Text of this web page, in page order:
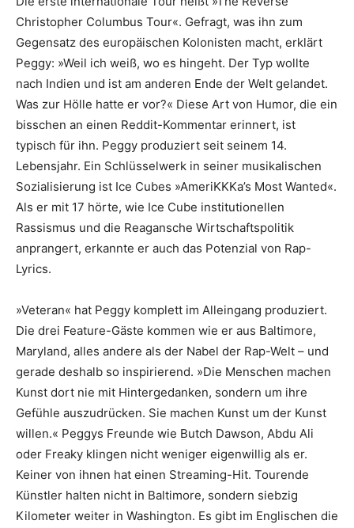
Christopher Columbus Tour«. Gefragt, was ihn zum
Gegensatz des europäischen Kolonisten macht, erklärt
Peggy: »Weil ich weiß, wo es hingeht. Der Typ wollte
nach Indien und ist am anderen Ende der Welt gelandet.
Was zur Hölle hatte er vor?« Diese Art von Humor, die ein
bisschen an einen Reddit-Kommentar erinnert, ist
typisch für ihn. Peggy produziert seit seinem 14.
Lebensjahr. Ein Schlüsselwerk in seiner musikalischen
Sozialisierung ist Ice Cubes »AmeriKKKa’s Most Wanted«.
Als er mit 17 hörte, wie Ice Cube institutionellen
Rassismus und die Reagansche Wirtschaftspolitik
anprangert, erkannte er auch das Potenzial von Rap-
Lyrics.
»Veteran« hat Peggy komplett im Alleingang produziert.
Die drei Feature-Gäste kommen wie er aus Baltimore,
Maryland, alles andere als der Nabel der Rap-Welt – und
gerade deshalb so inspirierend. »Die Menschen machen
Kunst dort nie mit Hintergedanken, sondern um ihre
Gefühle auszudrücken. Sie machen Kunst um der Kunst
willen.« Peggys Freunde wie Butch Dawson, Abdu Ali
oder Freaky klingen nicht weniger eigenwillig als er.
Keiner von ihnen hat einen Streaming-Hit. Tourende
Künstler halten nicht in Baltimore, sondern siebzig
Kilometer weiter in Washington. Es gibt im Englischen die